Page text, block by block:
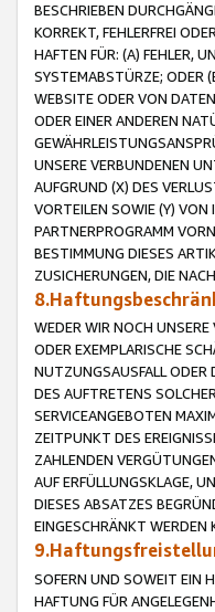
BESCHRIEBEN
KORREKT, FEHLERFREI
HAFTEN FÜR: (A) FEHLER,
SYSTEMABSTÜRZE; ODER
WEBSITE ODER VON
ODER EINER ANDEREN
UNSERE VERBUNDENEN
AUFGRUND (X) DES
VORTEILEN SOWIE (Y) VON
PARTNERPROGRAMM
BESTIMMUNG DIESES
ZUSICHERUNGEN, DIE
WEDER WIR NOCH
ODER EXEMPLARISCHE
NUTZUNGSAUSFALL ODER
DES AUFTRETENS
SERVICEANGEBOTEN
ZEITPUNKT DES
ZAHLENDEN
AUF ERFÜLLUNGSKLAGE,
DIESES ABSATZES
EINGESCHRÄNKT WERDEN
SOFERN UND SOWEIT EIN
HAFTUNG FÜR